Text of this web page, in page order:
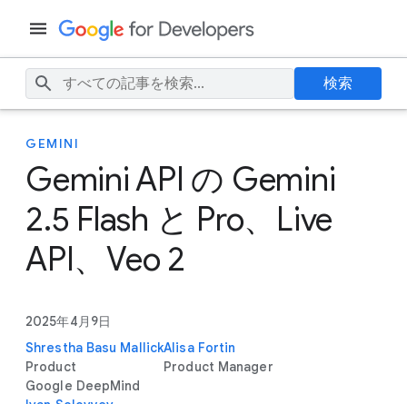
検索
GEMINI
Gemini API の Gemini
2.5 Flash と Pro、Live
API、Veo 2
2025年4月9日
Shrestha Basu Mallick
Product
Google DeepMind
Alisa Fortin
Product Manager